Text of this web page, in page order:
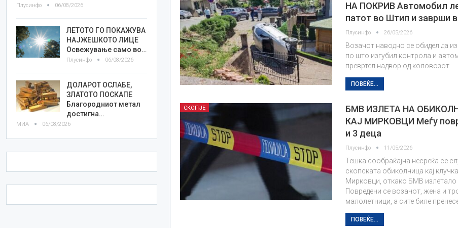
НА ПОКРИВ Автомобил
патот во Штип и заврши
Плусинфо 26/05/2026
Возачот наводно се обидел да
по што изгубил контрола и
превртел надвор од коловозот.
ПОВЕЌЕ...
СКОПЈЕ
БМВ ИЗЛЕТА НА
КАЈ МИРКОВЦИ Meѓу
и 3 деца
Плусинфо 11/05/2026
Тешка сообраќајна несреќа се
скопската обиколница кај
Мирковци, откако БМВ излетало
Повредени се возачот, жена и
малолетници, а сите биле
ПОВЕЌЕ...
Плусинфо 06/08/2026
ЛЕТОТО ГО ПОКАЖУВА
НАЈЖЕШКОТО ЛИЦE
Освежување само во…
Плусинфо 06/08/2026
ДОЛАРОТ ОСЛАБЕ,
ЗЛАТОТО ПОСКАПЕ
Благородниот метал
достигна…
МИА 06/08/2026